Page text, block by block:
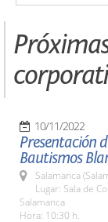
10/11/2022
Presentación
Bautismos
Salamanca
Lugar: Sala de
Salamanca
Hora: 10:30 h.